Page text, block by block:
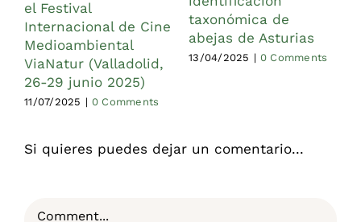
el Festival
Internacional de Cine
Medioambiental
ViaNatur (Valladolid,
26-29 junio 2025)
11/07/2025 | 0 Comments
taxonómica de
abejas de Asturias
13/04/2025 | 0 Comments
Si quieres puedes dejar un comentario...
Comment